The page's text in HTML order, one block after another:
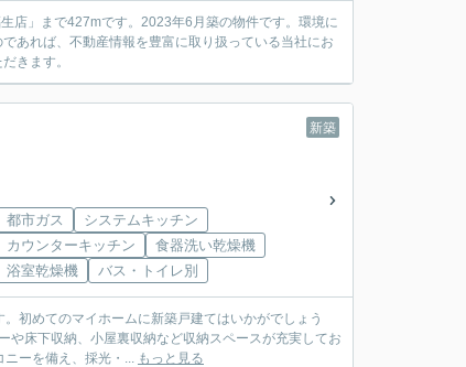
店」まで427mです。2023年6月築の物件です。環境に
あれば、不動産情報を豊富に取り扱っている当社にお
きます。
新築
都市ガス
システムキッチン
カウンターキッチン
食器洗い乾燥機
浴室乾燥機
バス・トイレ別
初めてのマイホームに新築戸建てはいかがでしょう
床下収納、小屋裏収納など収納スペースが充実してお
ーを備え、採光・... もっと見る